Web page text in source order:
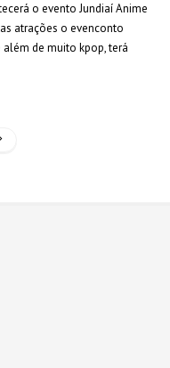
o evento Jundiaí Anime
atrações o evenconto
de muito kpop, terá